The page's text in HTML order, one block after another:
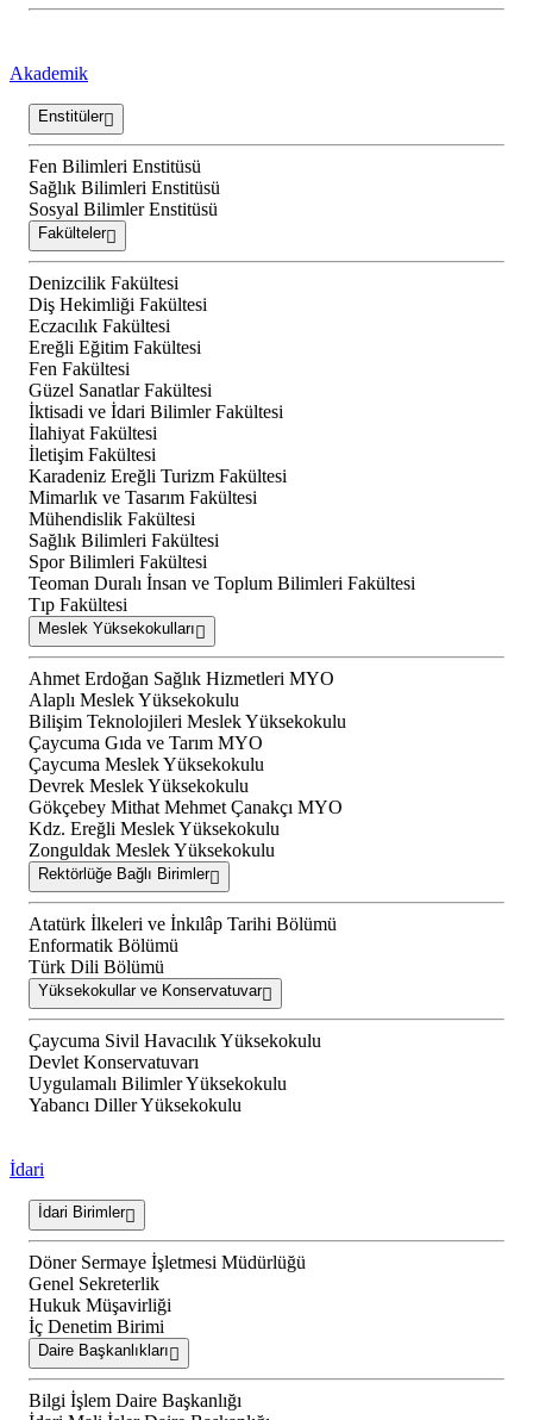
Akademik
Enstitüler
Fen Bilimleri Enstitüsü
Sağlık Bilimleri Enstitüsü
Sosyal Bilimler Enstitüsü
Fakülteler
Denizcilik Fakültesi
Diş Hekimliği Fakültesi
Eczacılık Fakültesi
Ereğli Eğitim Fakültesi
Fen Fakültesi
Güzel Sanatlar Fakültesi
İktisadi ve İdari Bilimler Fakültesi
İlahiyat Fakültesi
İletişim Fakültesi
Karadeniz Ereğli Turizm Fakültesi
Mimarlık ve Tasarım Fakültesi
Mühendislik Fakültesi
Sağlık Bilimleri Fakültesi
Spor Bilimleri Fakültesi
Teoman Duralı İnsan ve Toplum Bilimleri Fakültesi
Tıp Fakültesi
Meslek Yüksekokulları
Ahmet Erdoğan Sağlık Hizmetleri MYO
Alaplı Meslek Yüksekokulu
Bilişim Teknolojileri Meslek Yüksekokulu
Çaycuma Gıda ve Tarım MYO
Çaycuma Meslek Yüksekokulu
Devrek Meslek Yüksekokulu
Gökçebey Mithat Mehmet Çanakçı MYO
Kdz. Ereğli Meslek Yüksekokulu
Zonguldak Meslek Yüksekokulu
Rektörlüğe Bağlı Birimler
Atatürk İlkeleri ve İnkılâp Tarihi Bölümü
Enformatik Bölümü
Türk Dili Bölümü
Yüksekokullar ve Konservatuvar
Çaycuma Sivil Havacılık Yüksekokulu
Devlet Konservatuvarı
Uygulamalı Bilimler Yüksekokulu
Yabancı Diller Yüksekokulu
İdari
İdari Birimler
Döner Sermaye İşletmesi Müdürlüğü
Genel Sekreterlik
Hukuk Müşavirliği
İç Denetim Birimi
Daire Başkanlıkları
Bilgi İşlem Daire Başkanlığı